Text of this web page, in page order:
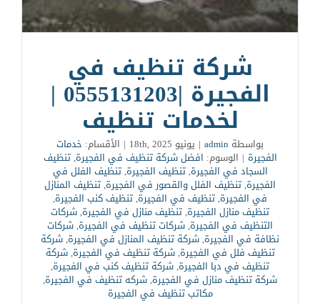
شركة تنظيف في
الفجيرة |0555131203 |
لخدمات تنظيف
بواسطة admin
| يونيو 18th, 2025 | الأقسام: خدمات
الفجيرة | الوسوم: افضل شركة تنظيف في الفجيرة,تنظيف
السجاد في الفجيرة,تنظيف الفجيرة,تنظيف الفلل في
الفجيرة,تنظيف الفلل والقصور في الفجيرة,تنظيف المنازل
في الفجيرة,تنظيف في الفجيرة,تنظيف كنب الفجيرة,
تنظيف منازل الفجيرة,تنظيف منازل في الفجيرة,شركات
التنظيف في الفجيرة,شركات تنظيف في الفجيرة,شركات
نظافة في الفجيرة,شركة تنظيف المنازل في الفجيرة,شركة
تنظيف فلل في الفجيرة,شركة تنظيف في الفجيرة,شركة
تنظيف في دبا الفجيرة,شركة تنظيف كنب في الفجيرة,
شركة تنظيف منازل في الفجيرة,شركه تنظيف في الفجيرة,
مكاتب تنظيف في الفجيرة